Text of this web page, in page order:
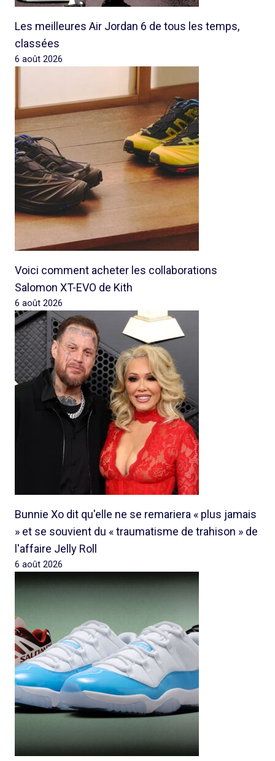
Les meilleures Air Jordan 6 de tous les temps,
classées
6 août 2026
Voici comment acheter les collaborations
Salomon XT-EVO de Kith
6 août 2026
Bunnie Xo dit qu'elle ne se remariera « plus jamais
» et se souvient du « traumatisme de trahison » de
l'affaire Jelly Roll
6 août 2026